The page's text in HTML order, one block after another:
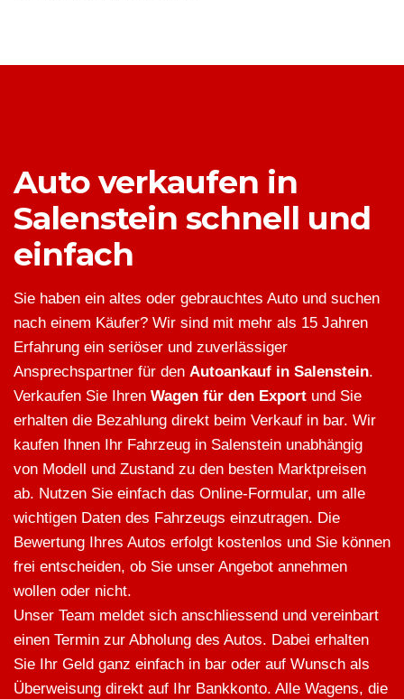
Auto verkaufen in
Salenstein schnell und
einfach
Sie haben ein altes oder gebrauchtes Auto und suchen
nach einem Käufer? Wir sind mit mehr als 15 Jahren
Erfahrung ein seriöser und zuverlässiger
Ansprechspartner für den Autoankauf in Salenstein.
Verkaufen Sie Ihren Wagen für den Export und Sie
erhalten die Bezahlung direkt beim Verkauf in bar. Wir
kaufen Ihnen Ihr Fahrzeug in Salenstein unabhängig
von Modell und Zustand zu den besten Marktpreisen
ab. Nutzen Sie einfach das Online-Formular, um alle
wichtigen Daten des Fahrzeugs einzutragen. Die
Bewertung Ihres Autos erfolgt kostenlos und Sie können
frei entscheiden, ob Sie unser Angebot annehmen
wollen oder nicht.
Unser Team meldet sich anschliessend und vereinbart
einen Termin zur Abholung des Autos. Dabei erhalten
Sie Ihr Geld ganz einfach in bar oder auf Wunsch als
Überweisung direkt auf Ihr Bankkonto. Alle Wagens, die